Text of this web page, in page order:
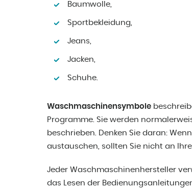
Baumwolle,
Sportbekleidung,
Jeans,
Jacken,
Schuhe.
Waschmaschinensymbole
Programme. Sie werden
beschrieben. Denken Sie daran:
austauschen, sollten Sie nicht an
Jeder Waschmaschinenhersteller
das Lesen der